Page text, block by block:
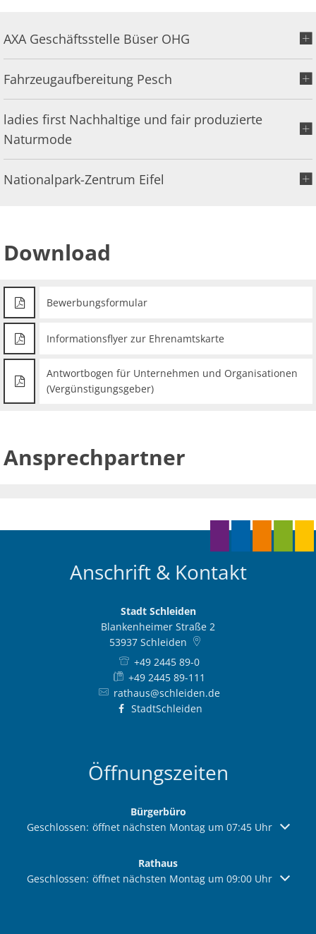
AXA Geschäftsstelle Büser OHG
Fahrzeugaufbereitung Pesch
ladies first Nachhaltige und fair produzierte
Naturmode
Nationalpark-Zentrum Eifel
Download
Bewerbungsformular
Informationsflyer zur Ehrenamtskarte
Antwortbogen für Unternehmen und Organisationen
(Vergünstigungsgeber)
Ansprechpartner
Anschrift & Kontakt
Stadt Schleiden
Blankenheimer Straße 2
53937 Schleiden
+49 2445 89-0
+49 2445 89-111
rathaus@schleiden.de
StadtSchleiden
Öffnungszeiten
Bürgerbüro
Klicken, um weitere Öffnungs- oder Schließzeiten
Geschlossen: öffnet nächsten Montag um 07:45 Uhr
Rathaus
Klicken, um weitere Öffnungs- oder Schließzeiten
Geschlossen: öffnet nächsten Montag um 09:00 Uhr